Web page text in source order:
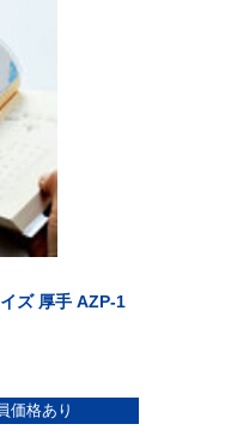
ズ 厚手 AZP-1